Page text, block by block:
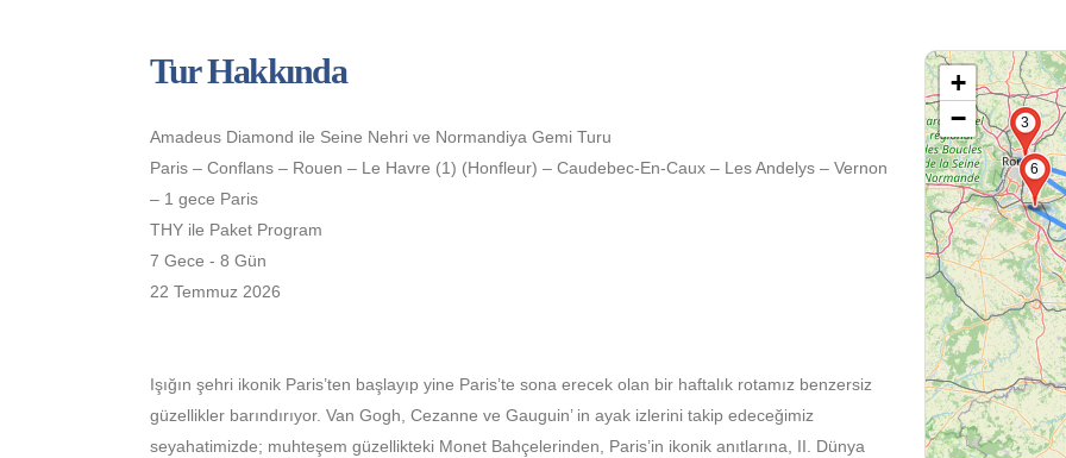
Tur Hakkında
Amadeus Diamond ile Seine Nehri ve Normandiya Gemi Turu
Paris – Conflans – Rouen – Le Havre (1) (Honfleur) – Caudebec-En-Caux – Les Andelys – Vernon
– 1 gece Paris
THY ile Paket Program
7 Gece - 8 Gün
22 Temmuz 2026
Işığın şehri ikonik Paris’ten başlayıp yine Paris’te sona erecek olan bir haftalık rotamız benzersiz
güzellikler barındırıyor. Van Gogh, Cezanne ve Gauguin’ in ayak izlerini takip edeceğimiz
seyahatimizde; muhteşem güzellikteki Monet Bahçelerinden, Paris’in ikonik anıtlarına, II. Dünya
3
6
+
−